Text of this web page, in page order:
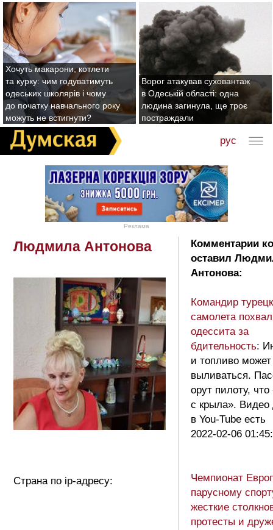
Хочуть макарони, котлети
та курку: чим годуватимуть
одеських школярів і чому
до початку навчального року
можуть не встигнути?
Ворог атакував суховантаж
в Одеській області: одна
людина загинула, ще троє
постраждали
рус
Реклама
Людмила Антонова
Страна по ip-адресу:
Комментарии
оставил
Антонова:
Командир
самолета
одессита за
бдительность:
и топливо может
выливаться.
орут пилоту, что
с крыла». Видео
в You-Tube ecть
2022-02-06
Чемпионат
парусному
жесткие
протесты и